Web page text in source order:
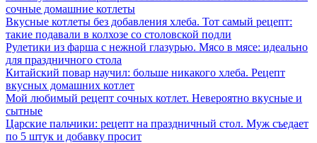
сочные домашние котлеты
Вкусные котлеты без добавления хлеба. Тот самый рецепт:
такие подавали в колхозе со столовской подли
Рулетики из фарша с нежной глазурью. Мясо в мясе: идеально
для праздничного стола
Китайский повар научил: больше никакого хлеба. Рецепт
вкусных домашних котлет
Мой любимый рецепт сочных котлет. Невероятно вкусные и
сытные
Царские пальчики: рецепт на праздничный стол. Муж съедает
по 5 штук и добавку просит